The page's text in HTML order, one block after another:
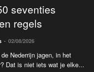
seventies
regels
- 02/08/2026
Nederrijn jagen, in het
Dat is niet iets wat je elke...